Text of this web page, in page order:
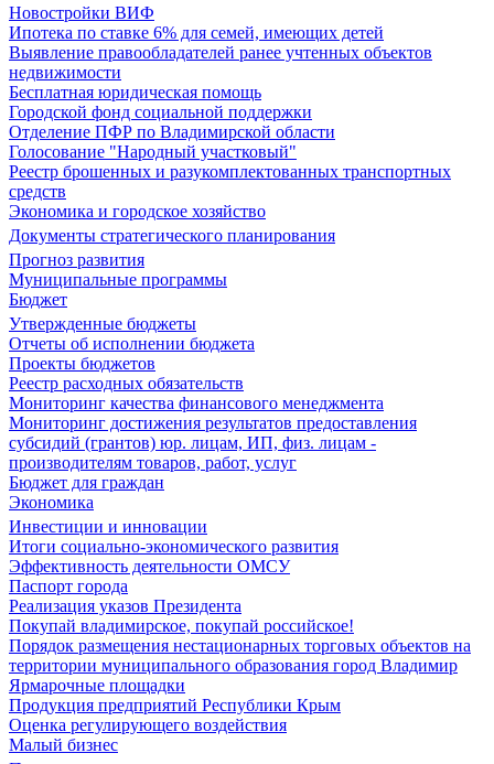
Новостройки ВИФ
Ипотека по ставке 6% для семей, имеющих детей
Выявление правообладателей ранее учтенных объектов
недвижимости
Бесплатная юридическая помощь
Городской фонд социальной поддержки
Отделение ПФР по Владимирской области
Голосование "Народный участковый"
Реестр брошенных и разукомплектованных транспортных
средств
Экономика и городское хозяйство
Документы стратегического планирования
Прогноз развития
Муниципальные программы
Бюджет
Утвержденные бюджеты
Отчеты об исполнении бюджета
Проекты бюджетов
Реестр расходных обязательств
Мониторинг качества финансового менеджмента
Мониторинг достижения результатов предоставления
субсидий (грантов) юр. лицам, ИП, физ. лицам -
производителям товаров, работ, услуг
Бюджет для граждан
Экономика
Инвестиции и инновации
Итоги социально-экономического развития
Эффективность деятельности ОМСУ
Паспорт города
Реализация указов Президента
Покупай владимирское, покупай российское!
Порядок размещения нестационарных торговых объектов на
территории муниципального образования город Владимир
Ярмарочные площадки
Продукция предприятий Республики Крым
Оценка регулирующего воздействия
Малый бизнес